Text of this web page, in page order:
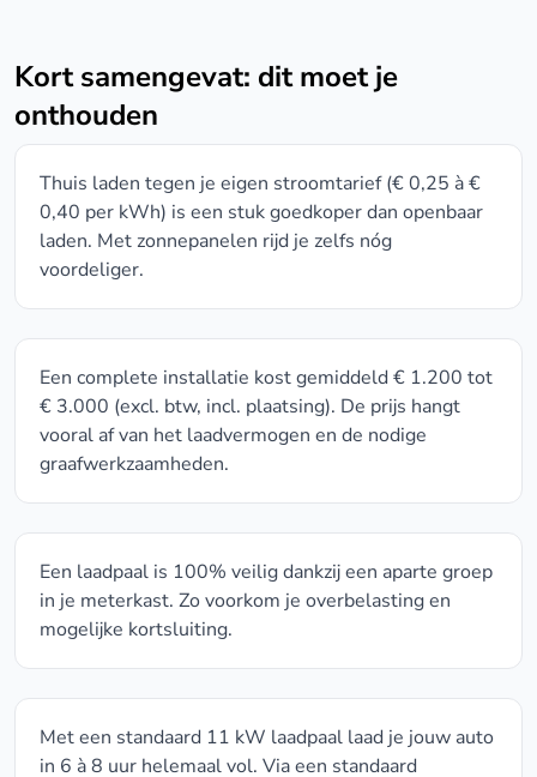
Kort samengevat: dit moet je
onthouden
Thuis laden tegen je eigen stroomtarief (€ 0,25 à €
0,40 per kWh) is een stuk goedkoper dan openbaar
laden. Met zonnepanelen rijd je zelfs nóg
voordeliger.
Een complete installatie kost gemiddeld € 1.200 tot
€ 3.000 (excl. btw, incl. plaatsing). De prijs hangt
vooral af van het laadvermogen en de nodige
graafwerkzaamheden.
Een laadpaal is 100% veilig dankzij een aparte groep
in je meterkast. Zo voorkom je overbelasting en
mogelijke kortsluiting.
Met een standaard 11 kW laadpaal laad je jouw auto
in 6 à 8 uur helemaal vol. Via een standaard